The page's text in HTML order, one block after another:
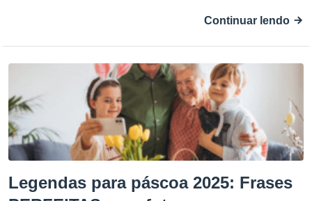
Continuar lendo
Legendas para páscoa 2025: Frases